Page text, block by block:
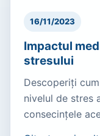
16/11/2023
Impactul
stresului
Descoperiți
nivelul de stres
consecințele